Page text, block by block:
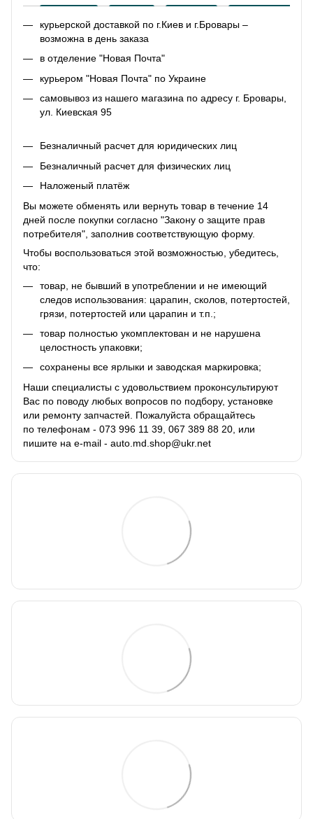
курьерской доставкой по г.Киев и г.Бровары –
возможна в день заказа
в отделение "Новая Почта"
курьером "Новая Почта" по Украине
самовывоз из нашего магазина по адресу г. Бровары,
ул. Киевская 95
Безналичный расчет для юридических лиц
Безналичный расчет для физических лиц
Наложеный платёж
Вы можете обменять или вернуть товар в течение 14
дней после покупки согласно "Закону о защите прав
потребителя", заполнив соответствующую форму.
Чтобы воспользоваться этой возможностью, убедитесь,
что:
товар, не бывший в употреблении и не имеющий
следов использования: царапин, сколов, потертостей,
грязи, потертостей или царапин и т.п.;
товар полностью укомплектован и не нарушена
целостность упаковки;
сохранены все ярлыки и заводская маркировка;
Наши специалисты с удовольствием проконсультируют
Вас по поводу любых вопросов по подбору, установке
или ремонту запчастей. Пожалуйста обращайтесь
по телефонам - 073 996 11 39, 067 389 88 20, или
пишите на e-mail - auto.md.shop@ukr.net